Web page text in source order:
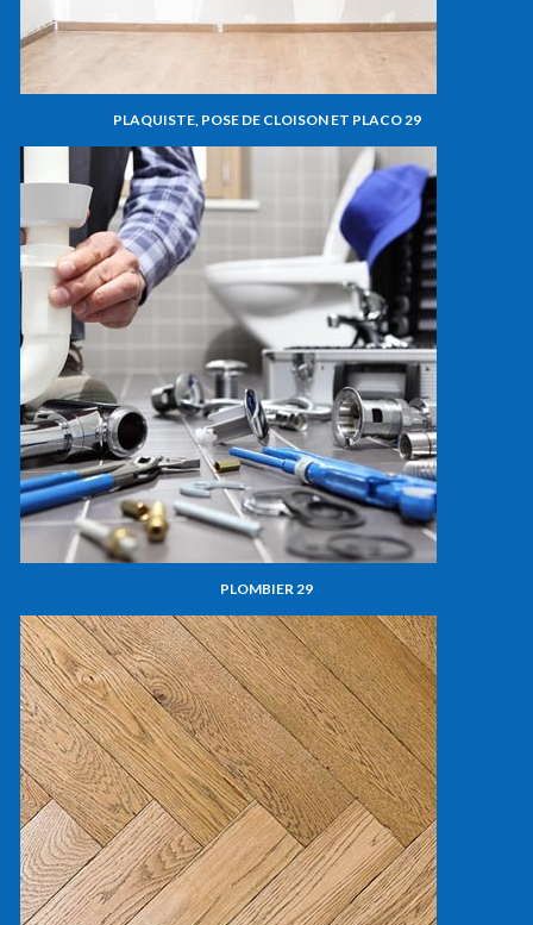
PLAQUISTE, POSE DE CLOISON ET PLACO 29
PLOMBIER 29